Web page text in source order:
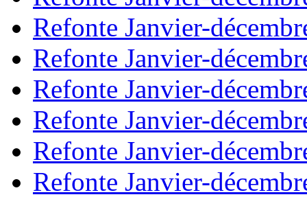
Refonte Janvier-
Refonte Janvier-
Refonte Janvier-
Refonte Janvier-
Refonte Janvier-
Refonte Janvier-